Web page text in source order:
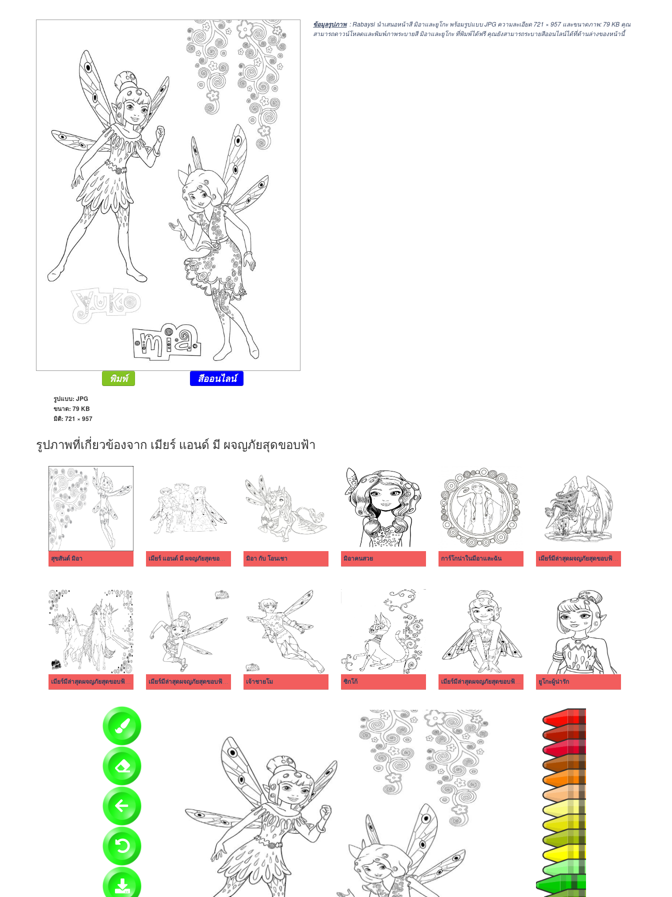
ข้อมูลรูปภาพ : Rabaysi นำเสนอหน้าสี มิอาและยูโกะ พร้อมรูปแบบ JPG ความละเอียด 721 × 957และขนาดภาพ: 79 KB คุณ
สามารถดาวน์โหลดและพิมพ์ภาพระบายสี มิอาและยูโกะ ที่พิมพ์ได้ฟรี คุณยังสามารถระบายสีออนไลน์ได้ที่ด้านล่างของหน้านี้
พิมพ์ สีออนไลน์
รูปแบบ: JPG
ขนาด: 79 KB
มิติ: 721 × 957
รูปภาพที่เกี่ยวข้องจาก เมียร์ แอนด์ มี ผจญภัยสุดขอบฟ้า
สุขสันต์ มิอา เมียร์ แอนด์ มี ผจญภัยสุดขอบฟ้า 3 มิอา กับ โอนเชา มิอาคนสวย การ์โกน่าในมีอาและฉัน เมียร์มีล่าสุดผจญภัยสุดขอบฟ้าให้พิมพ์
เมียร์มีล่าสุดผจญภัยสุดขอบฟ้า ง่ายมาก เมียร์มีล่าสุดผจญภัยสุดขอบฟ้า ง่าย ๆ เจ้าชายโม ซิกโก้ เมียร์มีล่าสุดผจญภัยสุดขอบฟ้า ธรรมดามาก ยูโกะผู้น่ารัก